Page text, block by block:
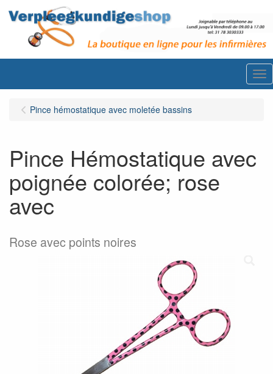
Pince hémostatique avec moletée bassins
Pince Hémostatique avec
poignée colorée; rose
avec
Rose avec points noires